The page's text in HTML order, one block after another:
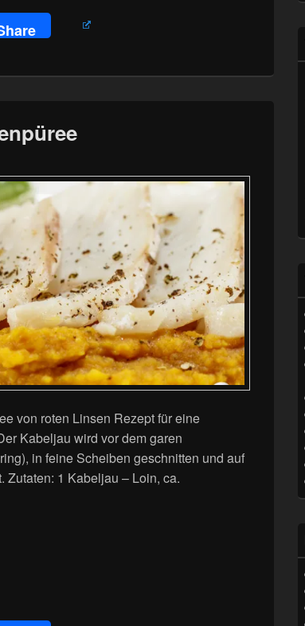
von roten Linsen Rezept für eine
Kabeljau wird vor dem garen
in feine Scheiben geschnitten und auf
Zutaten: 1 Kabeljau – Loin, ca.